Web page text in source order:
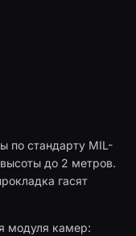
по стандарту MIL-
до 2 метров.
гасят
модуля камер: